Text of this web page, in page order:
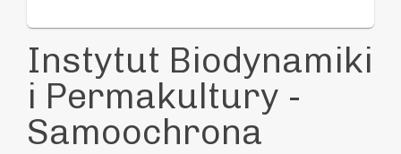
Instytut Biodynamiki
i Permakultury -
Samoochrona